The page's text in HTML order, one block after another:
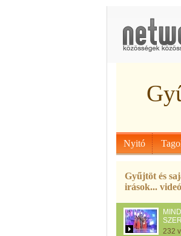
Nyitó
Gyűjtöt és
irások...
232